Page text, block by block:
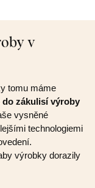
v
tomu máme
do zákulisí výroby
vysněné
technologiemi
výrobky dorazily